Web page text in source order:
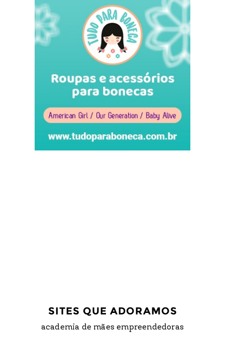
SITES QUE ADORAMOS
academia de mães empreendedoras